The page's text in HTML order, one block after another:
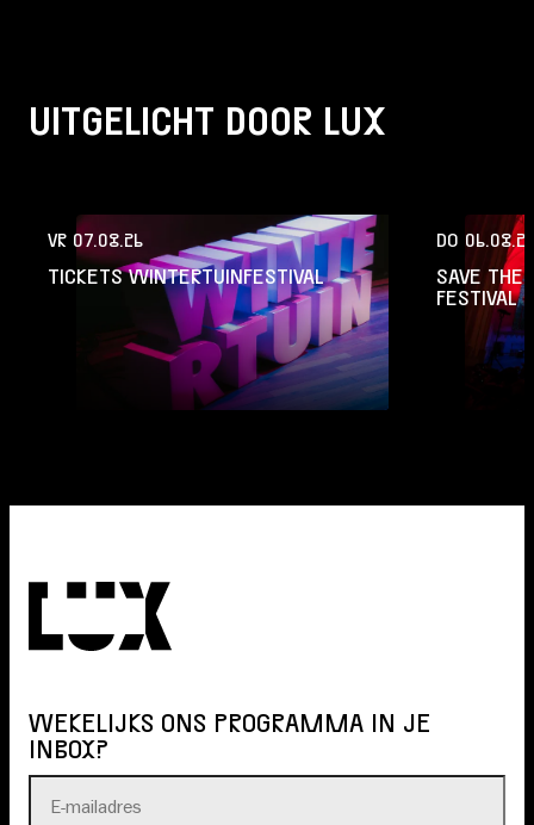
UITGELICHT DOOR LUX
VR 07.08.26
TICKETS WINTERTUINFESTIVAL
DO
SAVE THE
FESTIVAL
WEKELIJKS ONS PROGRAMMA IN JE
INBOX?